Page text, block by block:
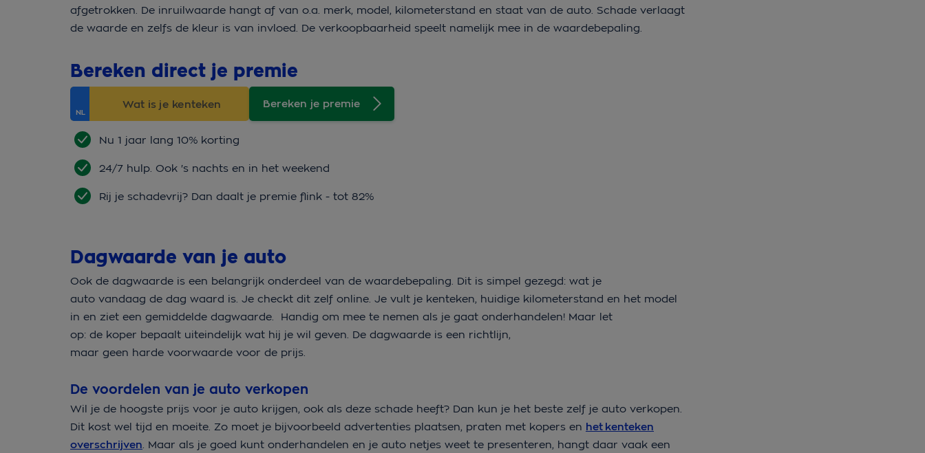
afgetrokken. De inruilwaarde hangt af van o.a. merk, model, kilometerstand en staat van de auto. Schade verlaagt
de waarde en zelfs de kleur is van invloed. De verkoopbaarheid speelt namelijk mee in de waardebepaling.
Bereken direct je premie
Bereken je premie
Nu 1 jaar lang 10% korting
24/7 hulp. Ook 's nachts en in het weekend
Rij je schadevrij? Dan daalt je premie flink - tot 82%
Dagwaarde van je auto
Ook de dagwaarde is een belangrijk onderdeel van de waardebepaling. Dit is simpel gezegd: wat je
auto vandaag de dag waard is. Je checkt dit zelf online. Je vult je kenteken, huidige kilometerstand en het model
in en ziet een gemiddelde dagwaarde. Handig om mee te nemen als je gaat onderhandelen! Maar let
op: de koper bepaalt uiteindelijk wat hij je wil geven. De dagwaarde is een richtlijn,
maar geen harde voorwaarde voor de prijs.
De voordelen van je auto verkopen
Wil je de hoogste prijs voor je auto krijgen, ook als deze schade heeft? Dan kun je het beste zelf je auto verkopen.
Dit kost wel tijd en moeite. Zo moet je bijvoorbeeld advertenties plaatsen, praten met kopers en het kenteken
overschrijven. Maar als je goed kunt onderhandelen en je auto netjes weet te presenteren, hangt daar vaak een